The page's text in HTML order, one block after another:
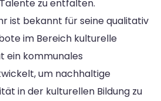
zu entfalten.
ist bekannt für seine qualitativ
im Bereich kulturelle
ein kommunales
um nachhaltige
in der kulturellen Bildung zu